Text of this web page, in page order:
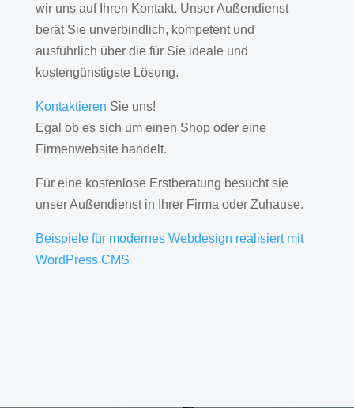
wir uns auf Ihren Kontakt. Unser Außendienst
berät Sie unverbindlich, kompetent und
ausführlich über die für Sie ideale und
kostengünstigste Lösung.
Kontaktieren Sie uns!
Egal ob es sich um einen Shop oder eine
Firmenwebsite handelt.
Für eine kostenlose Erstberatung besucht sie
unser Außendienst in Ihrer Firma oder Zuhause.
Beispiele für modernes Webdesign realisiert mit
WordPress CMS